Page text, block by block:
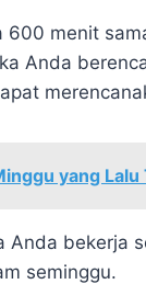
600 menit
Anda
yang Lalu
Anda bekerja
seminggu.